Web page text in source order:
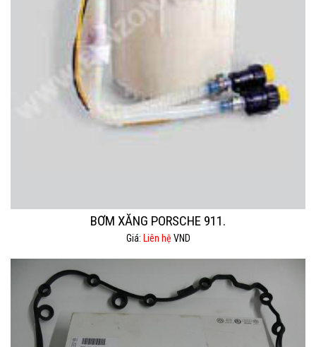
BƠM XĂNG PORSCHE 911.
Giá: Liên hệ VND